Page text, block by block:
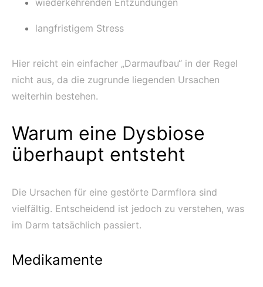
wiederkehrenden Entzündungen
langfristigem Stress
Hier reicht ein einfacher „Darmaufbau“ in der Regel
nicht aus, da die zugrunde liegenden Ursachen
weiterhin bestehen.
Warum eine Dysbiose
überhaupt entsteht
Die Ursachen für eine gestörte Darmflora sind
vielfältig. Entscheidend ist jedoch zu verstehen, was
im Darm tatsächlich passiert.
Medikamente